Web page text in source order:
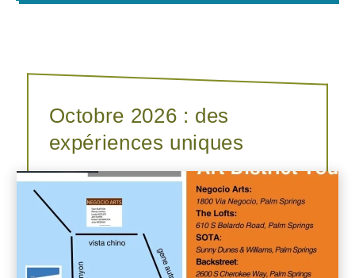
Octobre 2026 : des
expériences uniques